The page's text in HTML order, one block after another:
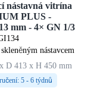
nástavná vitrína
PLUS -
mm - 4× GN 1/3
nástavcem
D 413 x H 450 mm
5 - 6 týdnů